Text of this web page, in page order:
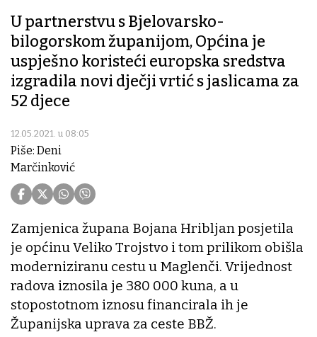
U partnerstvu s Bjelovarsko-
bilogorskom županijom, Općina je
uspješno koristeći europska sredstva
izgradila novi dječji vrtić s jaslicama za
52 djece
12.05.2021. u 08:05
Piše: Deni
Marčinković
Zamjenica župana Bojana Hribljan posjetila
je općinu Veliko Trojstvo i tom prilikom obišla
moderniziranu cestu u Maglenči. Vrijednost
radova iznosila je 380 000 kuna, a u
stopostotnom iznosu financirala ih je
Županijska uprava za ceste BBŽ.